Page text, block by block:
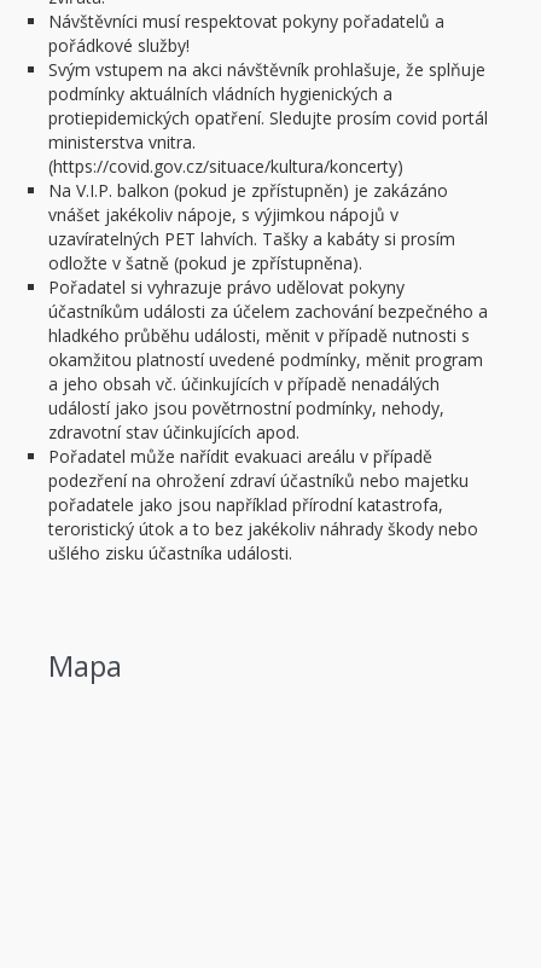
Návštěvníci musí respektovat pokyny pořadatelů a
pořádkové služby!
Svým vstupem na akci návštěvník prohlašuje, že splňuje
podmínky aktuálních vládních hygienických a
protiepidemických opatření. Sledujte prosím covid portál
ministerstva vnitra.
(https://covid.gov.cz/situace/kultura/koncerty)
Na V.I.P. balkon (pokud je zpřístupněn) je zakázáno
vnášet jakékoliv nápoje, s výjimkou nápojů v
uzavíratelných PET lahvích. Tašky a kabáty si prosím
odložte v šatně (pokud je zpřístupněna).
Pořadatel si vyhrazuje právo udělovat pokyny
účastníkům události za účelem zachování bezpečného a
hladkého průběhu události, měnit v případě nutnosti s
okamžitou platností uvedené podmínky, měnit program
a jeho obsah vč. účinkujících v případě nenadálých
událostí jako jsou povětrnostní podmínky, nehody,
zdravotní stav účinkujících apod.
Pořadatel může nařídit evakuaci areálu v případě
podezření na ohrožení zdraví účastníků nebo majetku
pořadatele jako jsou například přírodní katastrofa,
teroristický útok a to bez jakékoliv náhrady škody nebo
ušlého zisku účastníka události.
Mapa